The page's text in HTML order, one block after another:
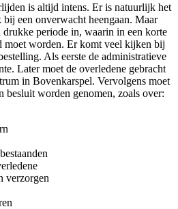
is altijd intens. Er is natuurlijk het
een onverwacht heengaan. Maar
drukke periode in, waarin in een korte
moet worden. Er komt veel kijken bij
Als eerste de administratieve
Later moet de overledene gebracht
in Bovenkarspel. Vervolgens moet
besluit worden genomen, zoals over:
verzorgen